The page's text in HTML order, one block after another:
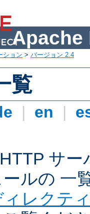
Apache
ション > バージョン 2.4
覧
| en |
サ
ルの 一
レクテ